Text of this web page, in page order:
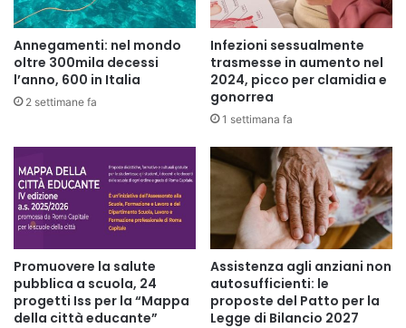
Annegamenti: nel mondo
oltre 300mila decessi
l’anno, 600 in Italia
2 settimane fa
Infezioni sessualmente
trasmesse in aumento nel
2024, picco per clamidia e
gonorrea
1 settimana fa
Promuovere la salute
pubblica a scuola, 24
progetti Iss per la “Mappa
della città educante”
Assistenza agli anziani non
autosufficienti: le
proposte del Patto per la
Legge di Bilancio 2027